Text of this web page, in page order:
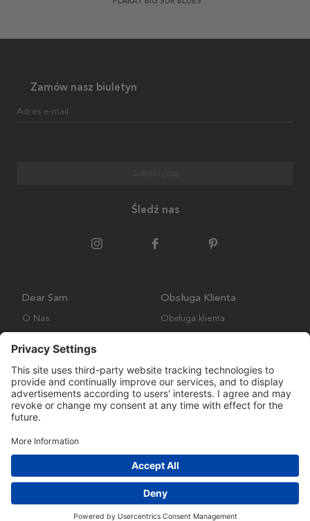
Zamów nasz biuletyn
Adres e-mail
Śledź nas
Dear Sam
O Nas
Obsługa Klienta
Obsługa klienta
Wysyłka i Dostawa